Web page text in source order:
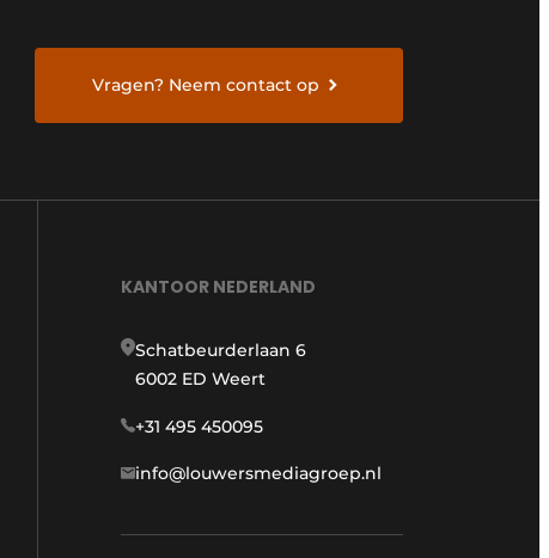
Vragen? Neem contact op
KANTOOR NEDERLAND
Schatbeurderlaan 6
6002 ED Weert
+31 495 450095
info@louwersmediagroep.nl